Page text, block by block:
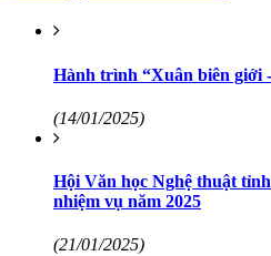
Hành trình “Xuân biên giới
(14/01/2025)
Hội Văn học Nghệ thuật
nhiệm vụ năm 2025
(21/01/2025)